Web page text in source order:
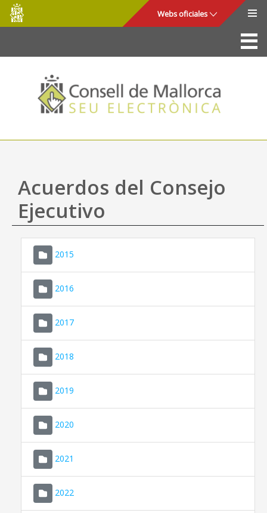
Saltar al contenido principal
Consell
de
Mallorca
Webs oficiales
La Sede
Consejo de Mallorca
Acceso y seguridad
Utilidades
Mapa web
Ayuda
Acuerdos del Consejo
Ejecutivo
2015
2016
2017
2018
2019
2020
2021
2022